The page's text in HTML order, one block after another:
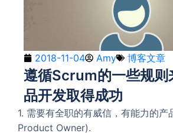
2018-11-04 Amy 博客文章
遵循Scrum的一些规则
品开发取得成功
1. 需要有全职的有威信，有能力的产
Product Owner).